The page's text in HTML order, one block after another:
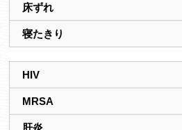
床ずれ
寝たきり
HIV
MRSA
肝炎